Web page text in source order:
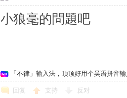
小狼毫的問題吧
「不律」输入法，顶顶好用个吴语拼音
回复 支持 反对